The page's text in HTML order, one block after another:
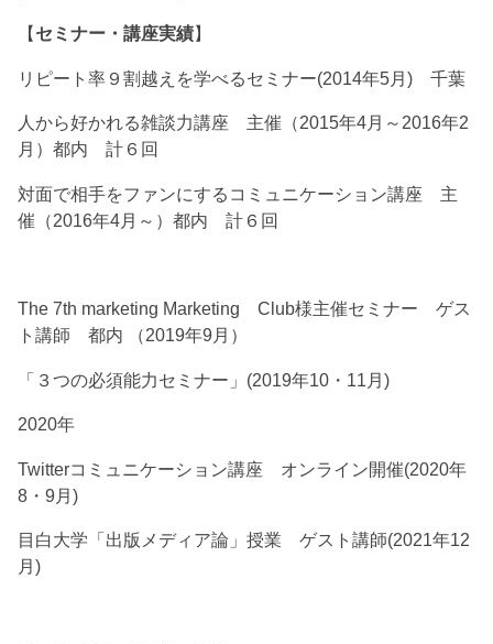
【セミナー・講座実績】
リピート率９割越えを学べるセミナー(2014年5月) 千葉
人から好かれる雑談力講座 主催（2015年4月～2016年2
月）都内 計６回
対面で相手をファンにするコミュニケーション講座 主
催（2016年4月～）都内 計６回
The 7th marketing Marketing Club様主催セミナー ゲス
ト講師 都内 （2019年9月）
「３つの必須能力セミナー」(2019年10・11月)
2020年
Twitterコミュニケーション講座 オンライン開催(2020年
8・9月)
目白大学「出版メディア論」授業 ゲスト講師(2021年12
月)